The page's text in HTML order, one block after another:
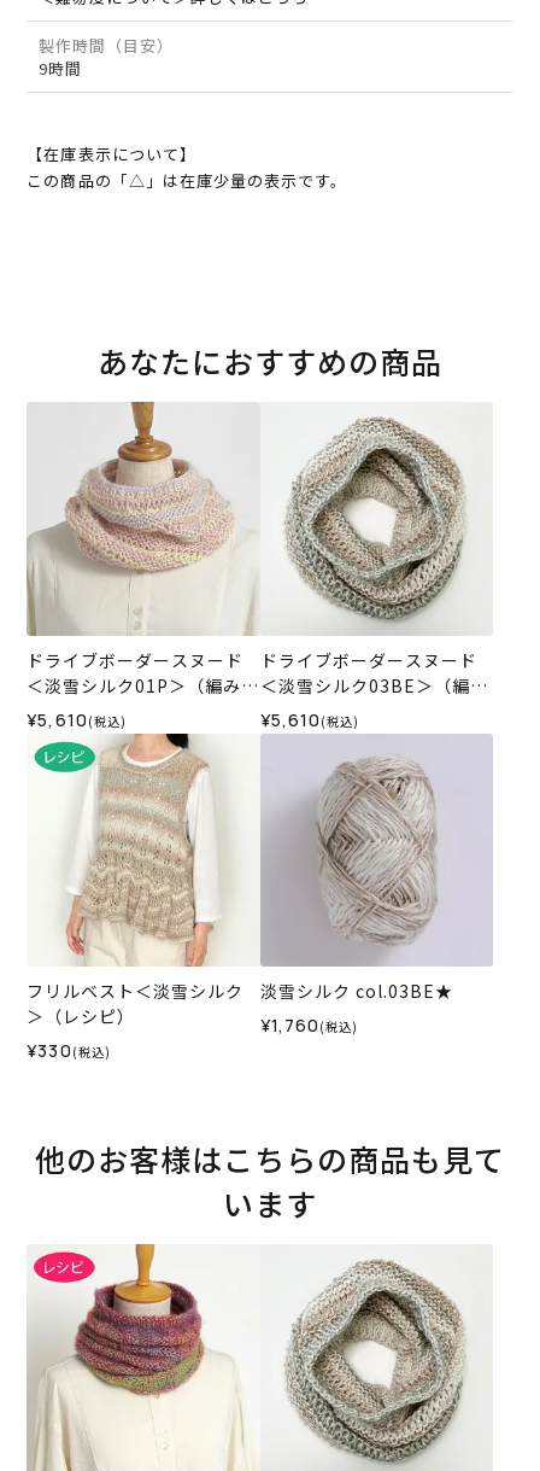
製作時間（目安）
9時間
【在庫表示について】
この商品の「△」は在庫少量の表示です。
あなたにおすすめの商品
ドライブボーダースヌード
＜淡雪シルク01P＞（編み物
材料セット）
¥5,610 (税込)
ドライブボーダースヌード
＜淡雪シルク03BE＞（編み
物 材料セット）
¥5,610 (税込)
フリルベスト＜淡雪シルク
＞（レシピ）
¥330 (税込)
淡雪シルク col.03BE★
¥1,760 (税込)
他のお客様はこちらの商品も見て
います